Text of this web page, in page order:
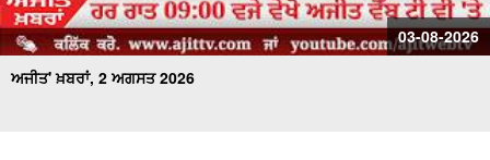
03-08-2026
ਅਜੀਤ' ਖ਼ਬਰਾਂ, 2 ਅਗਸਤ 2026